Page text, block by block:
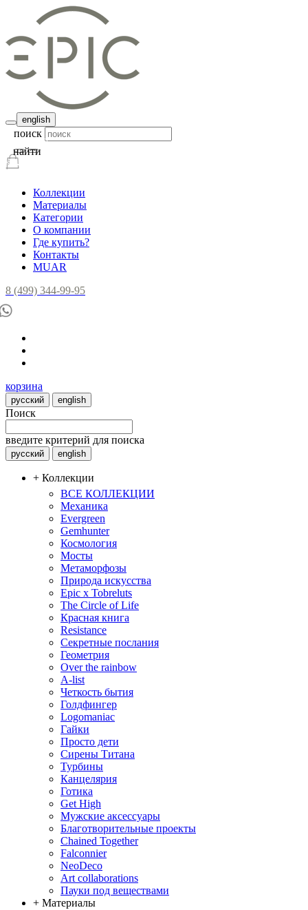
english
поиск
Коллекции
Материалы
Категории
О компании
Где купить?
Контакты
MUAR
8 (499) 344-99-95
корзина
русский english
Поиск
найти
введите критерий для поиска
русский english
+ Коллекции
ВСЕ КОЛЛЕКЦИИ
Механика
Evergreen
Gemhunter
Космология
Мосты
Метаморфозы
Природа искусства
Epic x Tobreluts
The Circle of Life
Красная книга
Resistance
Секретные послания
Геометрия
Over the rainbow
A-list
Четкость бытия
Голдфингер
Logomaniac
Гайки
Просто дети
Сирены Титана
Турбины
Канцелярия
Готика
Get High
Мужские аксессуары
Благотворительные проекты
Chained Together
Falconnier
NeoDeco
Аrt collaborations
Пауки под веществами
+ Материалы